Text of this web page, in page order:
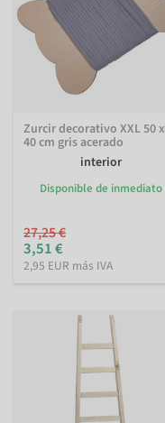
Zurcir decorativo XXL 50 x
40 cm gris acerado
interior
Disponible de inmediato
27,25 €
3,51 €
2,95 EUR más IVA